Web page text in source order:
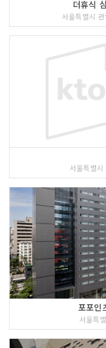
더휴식
서울특별시
서울특별
포포인
서울특